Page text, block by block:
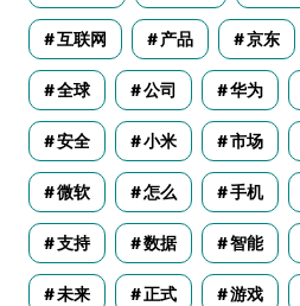
互联网 产品 京东
全球 公司 华为
安全 小米 市场
微软 怎么 手机
支持 数据 智能
未来 正式 游戏